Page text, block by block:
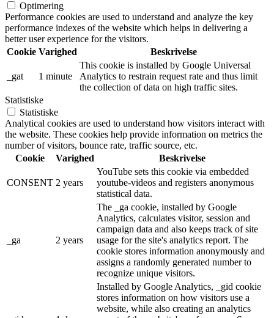
Optimering
Performance cookies are used to understand and analyze the key
performance indexes of the website which helps in delivering a
better user experience for the visitors.
Cookie Varighed Beskrivelse
_gat 1 minute
This cookie is installed by Google Universal
Analytics to restrain request rate and thus limit
the collection of data on high traffic sites.
Statistiske
Statistiske
Analytical cookies are used to understand how visitors interact with
the website. These cookies help provide information on metrics the
number of visitors, bounce rate, traffic source, etc.
Cookie
Varighed Beskrivelse
CONSENT 2 years
YouTube sets this cookie via embedded
youtube-videos and registers anonymous
statistical data.
_ga 2 years
The _ga cookie, installed by Google
Analytics, calculates visitor, session and
campaign data and also keeps track of site
usage for the site's analytics report. The
cookie stores information anonymously and
assigns a randomly generated number to
recognize unique visitors.
Installed by Google Analytics, _gid cookie
stores information on how visitors use a
website, while also creating an analytics